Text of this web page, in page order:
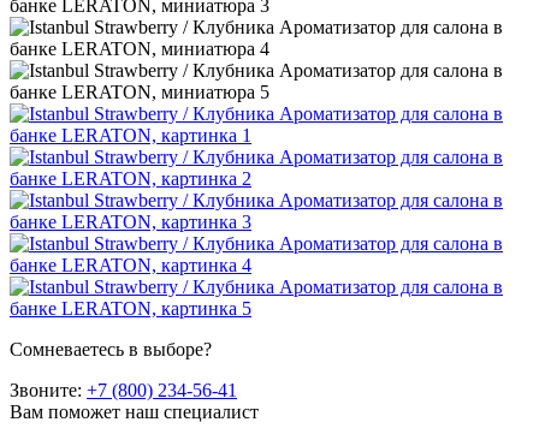
Сомневаетесь в выборе?
Звоните: +7 (800) 234-56-41
Вам поможет наш специалист